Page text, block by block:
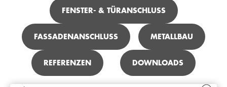
FENSTER- & TÜRANSCHLUSS
FASSADENANSCHLUSS METALLBAU
REFERENZEN DOWNLOADS